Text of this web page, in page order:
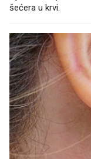
šećera u krvi.